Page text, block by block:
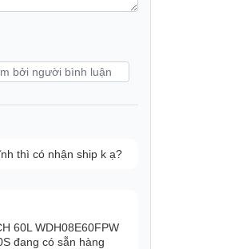
thì có nhận ship k ạ?
60L WDH08E60FPW
đang có sẵn hàng